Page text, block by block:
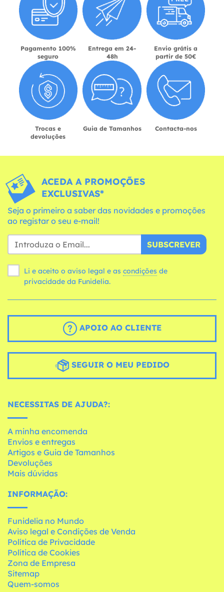
Pagamento 100%
seguro
Entrega em 24-
48h
Envio grátis a
partir de 50€
Trocas e
devoluções
Guia de Tamanhos Contacta-nos
ACEDA A PROMOÇÕES
EXCLUSIVAS*
Seja o primeiro a saber das novidades e promoções
ao registar o seu e-mail!
SUBSCREVER
Li e aceito o aviso legal e as condições
privacidade da Funidelia.
APOIO AO CLIENTE
SEGUIR O MEU PEDIDO
NECESSITAS DE AJUDA?:
A minha encomenda
Envios e entregas
Artigos e Guia de Tamanhos
Devoluções
Mais dúvidas
INFORMAÇÃO:
Funidelia no Mundo
Aviso legal e Condições de Venda
Política de Privacidade
Política de Cookies
Zona de Empresa
Sitemap
Quem-somos